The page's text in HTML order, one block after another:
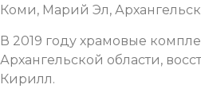
Коми, Марий Эл,
В 2019 году храмовые
Архангельской области,
Кирилл.